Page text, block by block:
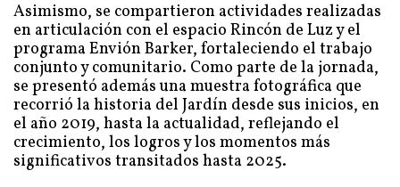
Asimismo, se compartieron actividades realizadas
en articulación con el espacio Rincón de Luz y el
programa Envión Barker, fortaleciendo el trabajo
conjunto y comunitario. Como parte de la jornada,
se presentó además una muestra fotográfica que
recorrió la historia del Jardín desde sus inicios, en
el año 2019, hasta la actualidad, reflejando el
crecimiento, los logros y los momentos más
significativos transitados hasta 2025.